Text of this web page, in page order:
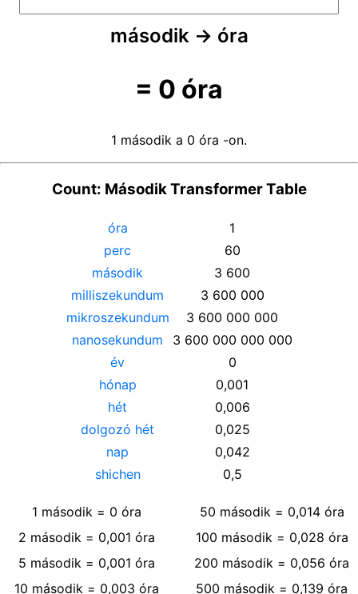
második → óra
= 0 óra
1 második a 0 óra -on.
Count: Második Transformer Table
óra
1
perc
60
második
3 600
milliszekundum
3 600 000
mikroszekundum
3 600 000 000
nanosekundum
3 600 000 000 000
év
0
hónap
0,001
hét
0,006
dolgozó hét
0,025
nap
0,042
shichen
0,5
1 második = 0 óra
2 második = 0,001 óra
5 második = 0,001 óra
10 második = 0,003 óra
50 második = 0,014 óra
100 második = 0,028 óra
200 második = 0,056 óra
500 második = 0,139 óra